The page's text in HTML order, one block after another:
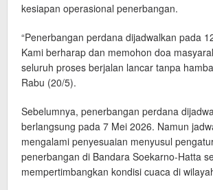
kesiapan operasional penerbangan.
“Penerbangan perdana dijadwalkan pada
Kami berharap dan memohon doa
seluruh proses berjalan lancar tanpa
Rabu (20/5).
Sebelumnya, penerbangan perdana
berlangsung pada 7 Mei 2026. Namun
mengalami penyesuaian menyusul
penerbangan di Bandara Soekarno-Hatta
mempertimbangkan kondisi cuaca di